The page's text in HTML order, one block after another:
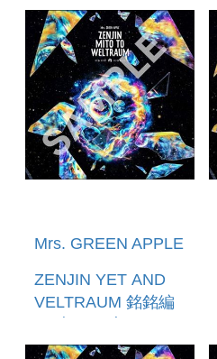
(2DVD)) (環球官方進
口)(預購至5/18
12:00止)
Mrs. GREEN APPLE
ZENJIN YET AND
VELTRAUM 銘銘編
BOX(BLU-